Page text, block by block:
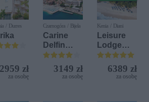
/ Durres
2959 zł
za osobę
Czarnogóra / Bijela
Carine
Delfin
Bijela (ex.
Iberostar
Bijela
3149 zł
za osobę
Kenia / Diani
Leisure
Lodge
Beach &
Golf
Resort by
6389 zł
za osobę